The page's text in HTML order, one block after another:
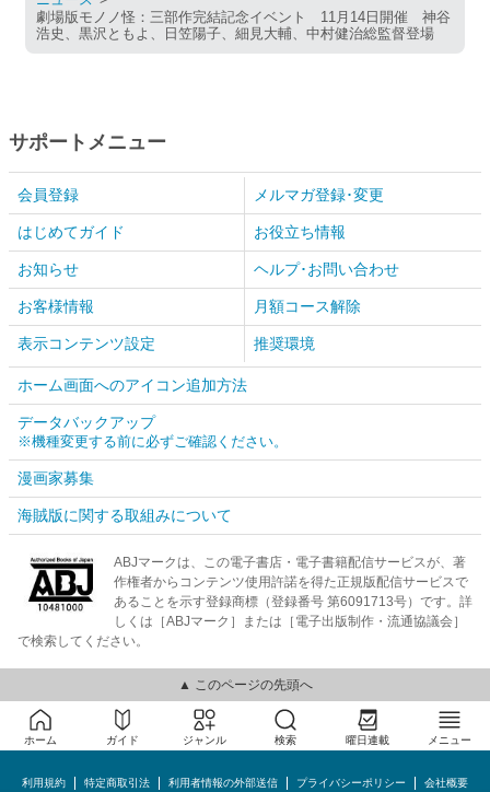
劇場版モノノ怪：三部作完結記念イベント 11月14日開催 神谷
浩史、黒沢ともよ、日笠陽子、細見大輔、中村健治総監督登場
サポートメニュー
会員登録 メルマガ登録･変更
はじめてガイド お役立ち情報
お知らせ ヘルプ･お問い合わせ
お客様情報 月額コース解除
表示コンテンツ設定 推奨環境
ホーム画面へのアイコン追加方法
データバックアップ
※機種変更する前に必ずご確認ください。
漫画家募集
海賊版に関する取組みについて
ABJマークは、この電子書店・電子書籍配信サービスが、著
作権者からコンテンツ使用許諾を得た正規版配信サービスで
あることを示す登録商標（登録番号 第6091713号）です。詳
しくは［ABJマーク］または［電子出版制作・流通協議会］
で検索してください。
▲ このページの先頭へ
ホーム ガイド ジャンル 検索 曜日連載 メニュー
利用規約 特定商取引法 利用者情報の外部送信 プライバシーポリシー 会社概要